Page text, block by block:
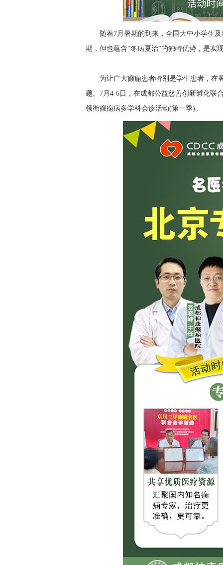
随着7月暑期的到来，全国大中小学生
期，但也蕴含“冬病夏治”的独特优势，是实
为让广大癫痫患者特别是学生患者，在
题。7月4-6日，在成都公益慈善创新孵化联
领衔癫痫病多学科会诊活动(第一季)。